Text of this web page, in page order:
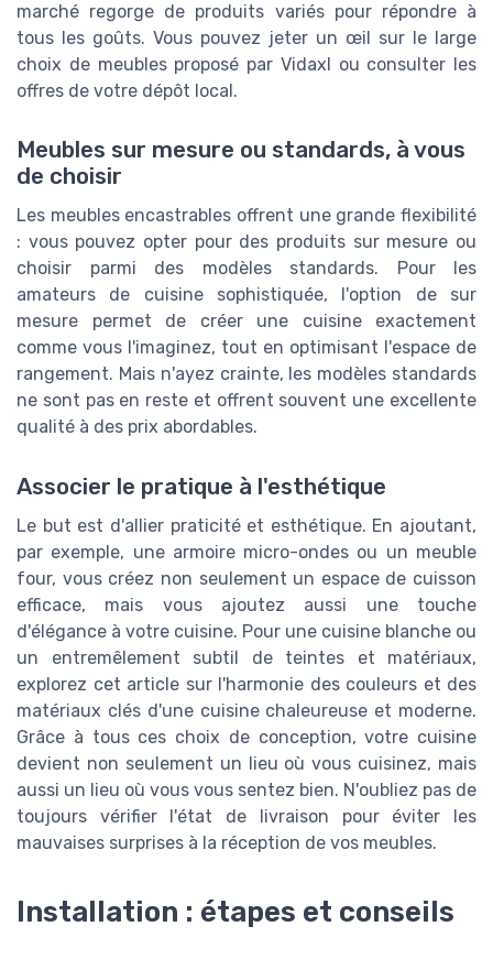
marché regorge de produits variés pour répondre à
tous les goûts. Vous pouvez jeter un œil sur le large
choix de meubles proposé par Vidaxl ou consulter les
offres de votre dépôt local.
Meubles sur mesure ou standards, à vous
de choisir
Les meubles encastrables offrent une grande flexibilité
: vous pouvez opter pour des produits sur mesure ou
choisir parmi des modèles standards. Pour les
amateurs de cuisine sophistiquée, l'option de sur
mesure permet de créer une cuisine exactement
comme vous l'imaginez, tout en optimisant l'espace de
rangement. Mais n'ayez crainte, les modèles standards
ne sont pas en reste et offrent souvent une excellente
qualité à des prix abordables.
Associer le pratique à l'esthétique
Le but est d'allier praticité et esthétique. En ajoutant,
par exemple, une armoire micro-ondes ou un meuble
four, vous créez non seulement un espace de cuisson
efficace, mais vous ajoutez aussi une touche
d'élégance à votre cuisine. Pour une cuisine blanche ou
un entremêlement subtil de teintes et matériaux,
explorez cet article sur l'harmonie des couleurs et des
matériaux clés d'une cuisine chaleureuse et moderne.
Grâce à tous ces choix de conception, votre cuisine
devient non seulement un lieu où vous cuisinez, mais
aussi un lieu où vous vous sentez bien. N'oubliez pas de
toujours vérifier l'état de livraison pour éviter les
mauvaises surprises à la réception de vos meubles.
Installation : étapes et conseils